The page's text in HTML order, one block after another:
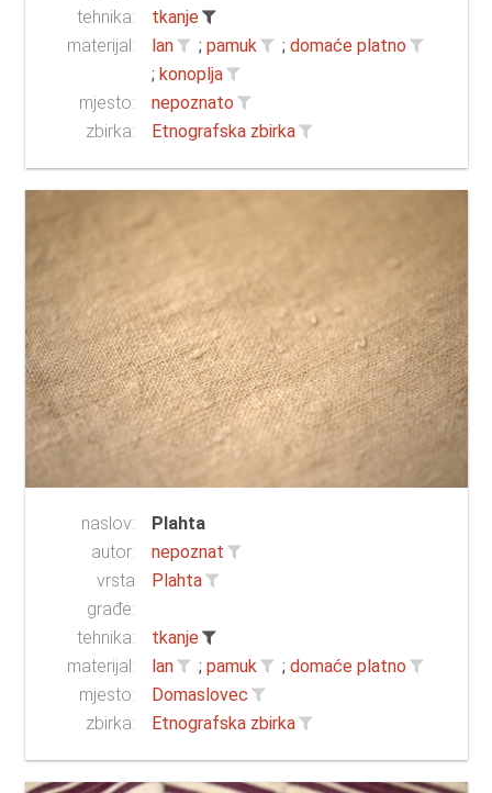
tehnika:
tkanje
materijal:
lan ; pamuk ; domaće platno
; konoplja
mjesto:
nepoznato
zbirka:
Etnografska zbirka
naslov:
Plahta
autor:
nepoznat
vrsta
građe:
Plahta
tehnika:
tkanje
materijal:
lan ; pamuk ; domaće platno
mjesto:
Domaslovec
zbirka:
Etnografska zbirka